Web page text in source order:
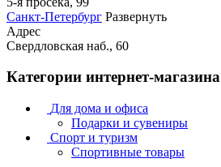
Санкт-Петербург Развернуть
Адрес
Свердловская наб., 60
Категории интернет-магазина
Для дома и офиса
Подарки и сувениры
Спорт и туризм
Спортивные товары